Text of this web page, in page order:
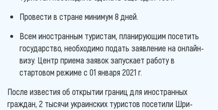
Провести в стране минимум 8 дней.
Всем иностранным туристам, планирующим посетить
государство, необходимо подать заявление на онлайн-
визу. Центр приема заявок запускает работу в
стартовом режиме с 01 января 2021 г.
После известия об открытии границ для иностранных
граждан, 2 тысячи украинских туристов посетили Шри-